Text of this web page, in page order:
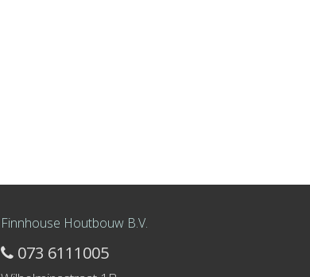
Finnhouse Houtbouw B.V.
073 6111005